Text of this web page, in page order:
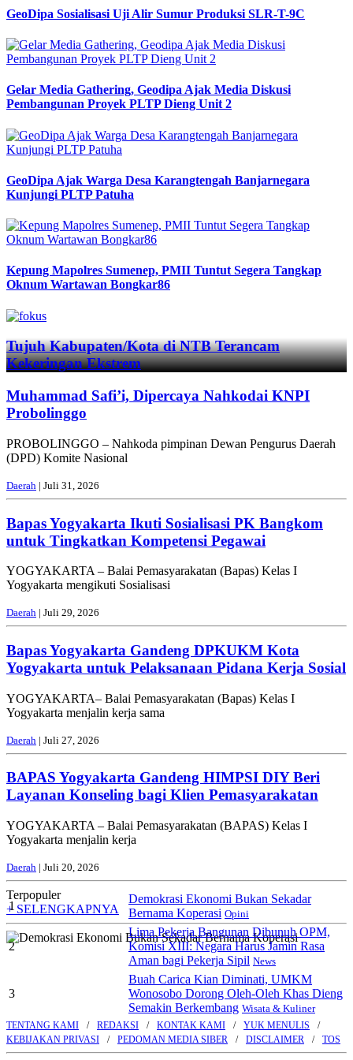
GeoDipa Sosialisasi Uji Alir Sumur Produksi SLR-T-9C
Gelar Media Gathering, Geodipa Ajak Media Diskusi
Pembangunan Proyek PLTP Dieng Unit 2
GeoDipa Ajak Warga Desa Karangtengah Banjarnegara
Kunjungi PLTP Patuha
Kepung Mapolres Sumenep, PMII Tuntut Segera Tangkap
Oknum Wartawan Bongkar86
Previous
Next
Tujuh Kabupaten/Kota di NTB Terancam
Kekeringan Ekstrem
Muhammad Safi’i, Dipercaya Nahkodai KNPI
Probolinggo
PROBOLINGGO – Nahkoda pimpinan Dewan Pengurus Daerah
(DPD) Komite Nasional
Daerah | Juli 31, 2026
Bapas Yogyakarta Ikuti Sosialisasi PK Bangkom
untuk Tingkatkan Kompetensi Pegawai
YOGYAKARTA – Balai Pemasyarakatan (Bapas) Kelas I
Yogyakarta mengikuti Sosialisasi
Daerah | Juli 29, 2026
Bapas Yogyakarta Gandeng DPKUKM Kota
Yogyakarta untuk Pelaksanaan Pidana Kerja Sosial
YOGYAKARTA– Balai Pemasyarakatan (Bapas) Kelas I
Yogyakarta menjalin kerja sama
Daerah | Juli 27, 2026
BAPAS Yogyakarta Gandeng HIMPSI DIY Beri
Layanan Konseling bagi Klien Pemasyarakatan
YOGYAKARTA – Balai Pemasyarakatan (BAPAS) Kelas I
Yogyakarta menjalin kerja
Daerah | Juli 20, 2026
Terpopuler
+ SELENGKAPNYA
1
Demokrasi Ekonomi Bukan Sekadar
Bernama Koperasi Opini
2
Lima Pekerja Bangunan Dibunuh OPM,
Komisi XIII: Negara Harus Jamin Rasa
Aman bagi Pekerja Sipil News
3
Buah Carica Kian Diminati, UMKM
Wonosobo Dorong Oleh-Oleh Khas Dieng
Semakin Berkembang Wisata & Kuliner
TENTANG KAMI REDAKSI KONTAK KAMI
YUK MENULIS
KEBIJAKAN PRIVASI
PEDOMAN MEDIA SIBER DISCLAIMER TOS